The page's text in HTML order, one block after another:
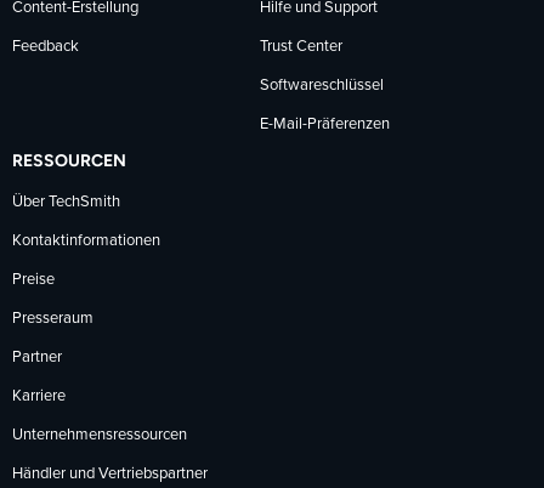
Content-Erstellung
Feedback
Hilfe und Support
Trust Center
Softwareschlüssel
E-Mail-Präferenzen
RESSOURCEN
Über TechSmith
Kontaktinformationen
Preise
Presseraum
Partner
Karriere
Unternehmensressourcen
Händler und Vertriebspartner